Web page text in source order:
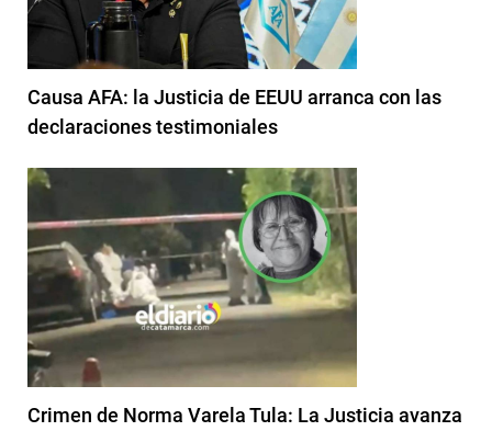
Causa AFA: la Justicia de EEUU arranca con las
declaraciones testimoniales
Crimen de Norma Varela Tula: La Justicia avanza